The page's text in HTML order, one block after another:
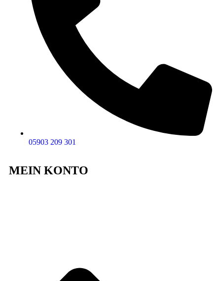
05903 209 301
MEIN KONTO